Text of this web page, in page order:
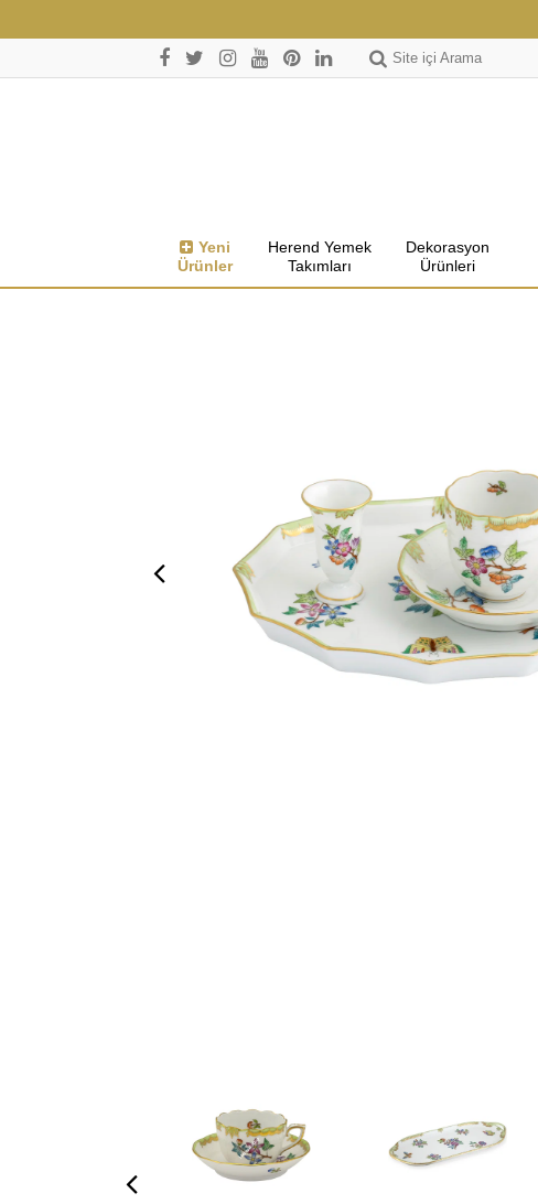
Site içi Arama
Yeni
Ürünler
Herend Yemek
Takımları
Dekorasyon
Ürünleri